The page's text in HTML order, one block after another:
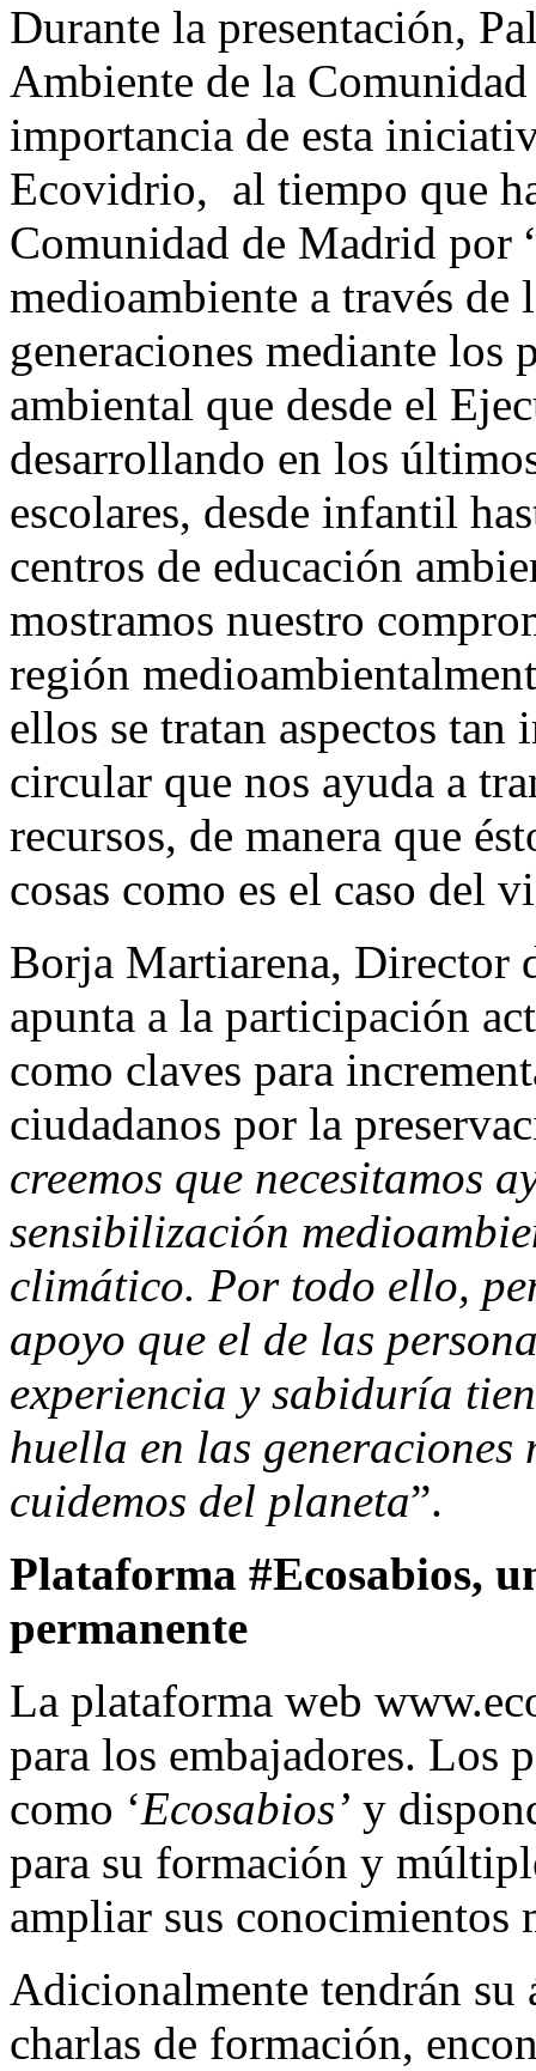
Durante la presentación,
Ambiente de la
importancia de esta
Ecovidrio, al tiempo que
Comunidad de Madrid por
medioambiente a través de
generaciones mediante los
ambiental que desde el
desarrollando en los
escolares, desde infantil
centros de educación
mostramos nuestro
región
ellos se tratan aspectos
circular que nos ayuda a
recursos, de manera que
cosas como es el caso del
Borja Martiarena, Director
apunta a la participación
como claves para
ciudadanos por la
creemos que necesitamos
sensibilización
climático. Por todo ello,
apoyo que el de las
experiencia y sabiduría
huella en las generaciones
cuidemos del planeta”.
Plataforma #Ecosabios,
permanente
La plataforma web
para los embajadores. Los
como ‘Ecosabios’ y
para su formación y
ampliar sus conocimientos
Adicionalmente tendrán su
charlas de formación,